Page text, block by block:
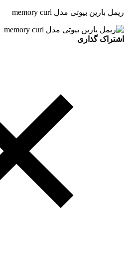
ریمل بارین بیوتی مدل memory curl
اشتراک گذاری